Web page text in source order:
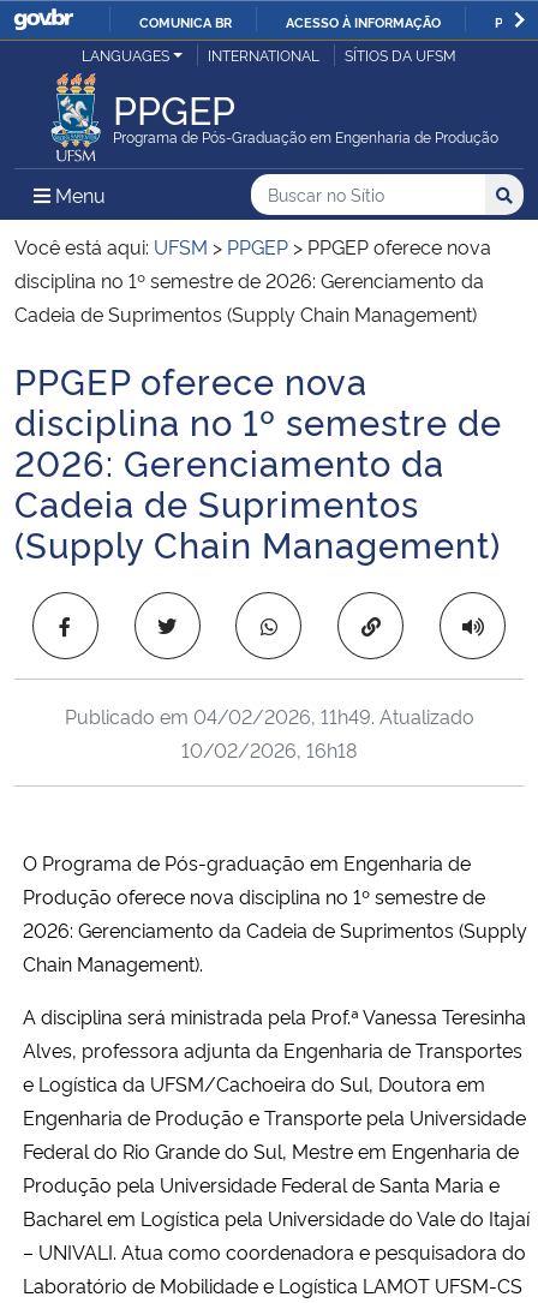
IR
COMUNICA BR ACESSO À INFORMAÇÃO
Ministério da Justiça e Segurança Pública
Ministério da Defesa
Ministério das Relações Exteriores
Ministério da Economia
Ministério da Infraestrutura
Ministério da Agricultura, Pecuária e Abastecimento
Ministério da Educação
Ministério da Cidadania
Ministério da Saúde
Ministério de Minas e Energia
Ministério da Ciência, Tecnologia, Inovações e Comunicações
Ministério do Turismo
Ministério do Desenvolvimento Regional
Ministério da Mulher, da Família e dos Direitos Humanos
Secretaria-Geral
Secretaria de Governo
Gabinete de Segurança Institucional
LANGUAGES INTERNATIONAL SÍTIOS DA UFSM
PPGEP
Programa de Pós-Graduação em Engenharia de Produção
Menu Menu Principal do Sítio
Busca
Buscar no no Sítio
Busca:
Você está aqui: UFSM > PPGEP > PPGEP oferece nova
disciplina no 1º semestre de 2026: Gerenciamento da
Cadeia de Suprimentos (Supply Chain Management)
Início do conteúdo
PPGEP oferece nova
disciplina no 1º semestre de
2026: Gerenciamento da
Cadeia de Suprimentos
(Supply Chain Management)
Copiar para área
Publicado em 04/02/2026, 11h49. Atualizado
10/02/2026, 16h18
O Programa de Pós-graduação em Engenharia de
Produção oferece nova disciplina no 1º semestre de
2026: Gerenciamento da Cadeia de Suprimentos (Supply
Chain Management).
A disciplina será ministrada pela Prof.ª Vanessa Teresinha
Alves, professora adjunta da Engenharia de Transportes
e Logística da UFSM/Cachoeira do Sul, Doutora em
Engenharia de Produção e Transporte pela Universidade
Federal do Rio Grande do Sul, Mestre em Engenharia de
Produção pela Universidade Federal de Santa Maria e
Bacharel em Logística pela Universidade do Vale do Itajaí
– UNIVALI. Atua como coordenadora e pesquisadora do
Laboratório de Mobilidade e Logística LAMOT UFSM-CS